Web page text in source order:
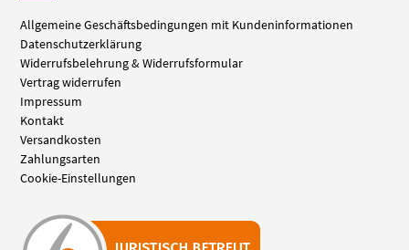
Allgemeine Geschäftsbedingungen mit Kundeninformationen
Datenschutzerklärung
Widerrufsbelehrung & Widerrufsformular
Vertrag widerrufen
Impressum
Kontakt
Versandkosten
Zahlungsarten
Cookie-Einstellungen